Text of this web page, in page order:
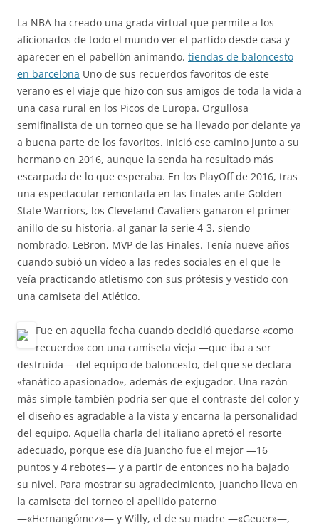
La NBA ha creado una grada virtual que permite a los
aficionados de todo el mundo ver el partido desde casa y
aparecer en el pabellón animando. tiendas de baloncesto
en barcelona Uno de sus recuerdos favoritos de este
verano es el viaje que hizo con sus amigos de toda la vida a
una casa rural en los Picos de Europa. Orgullosa
semifinalista de un torneo que se ha llevado por delante ya
a buena parte de los favoritos. Inició ese camino junto a su
hermano en 2016, aunque la senda ha resultado más
escarpada de lo que esperaba. En los PlayOff de 2016, tras
una espectacular remontada en las finales ante Golden
State Warriors, los Cleveland Cavaliers ganaron el primer
anillo de su historia, al ganar la serie 4-3, siendo
nombrado, LeBron, MVP de las Finales. Tenía nueve años
cuando subió un vídeo a las redes sociales en el que le
veía practicando atletismo con sus prótesis y vestido con
una camiseta del Atlético.
Fue en aquella fecha cuando decidió quedarse «como
recuerdo» con una camiseta vieja —que iba a ser
destruida— del equipo de baloncesto, del que se declara
«fanático apasionado», además de exjugador. Una razón
más simple también podría ser que el contraste del color y
el diseño es agradable a la vista y encarna la personalidad
del equipo. Aquella charla del italiano apretó el resorte
adecuado, porque ese día Juancho fue el mejor —16
puntos y 4 rebotes— y a partir de entonces no ha bajado
su nivel. Para mostrar su agradecimiento, Juancho lleva en
la camiseta del torneo el apellido paterno
—«Hernangómez»— y Willy, el de su madre —«Geuer»—,